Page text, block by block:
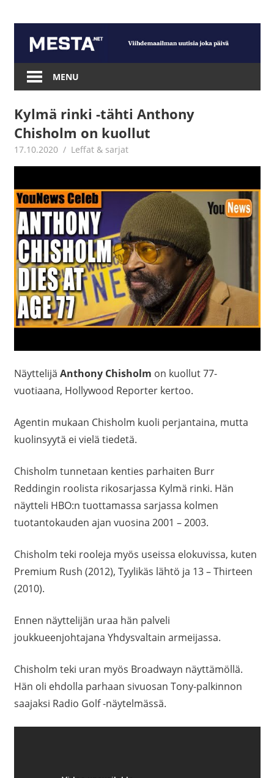
content
Mesta.net
MENU
Kylmä rinki -tähti Anthony
Chisholm on kuollut
17.10.2020 Jouni Hirn
Leffat & sarjat
Näyttelijä Anthony Chisholm on kuollut 77-
vuotiaana, Hollywood Reporter kertoo.
Agentin mukaan Chisholm kuoli perjantaina, mutta
kuolinsyytä ei vielä tiedetä.
Chisholm tunnetaan kenties parhaiten Burr
Reddingin roolista rikosarjassa Kylmä rinki. Hän
näytteli HBO:n tuottamassa sarjassa kolmen
tuotantokauden ajan vuosina 2001 – 2003.
Chisholm teki rooleja myös useissa elokuvissa, kuten
Premium Rush (2012), Tyylikäs lähtö ja 13 – Thirteen
(2010).
Ennen näyttelijän uraa hän palveli
joukkueenjohtajana Yhdysvaltain armeijassa.
Chisholm teki uran myös Broadwayn näyttämöllä.
Hän oli ehdolla parhaan sivuosan Tony-palkinnon
saajaksi Radio Golf -näytelmässä.